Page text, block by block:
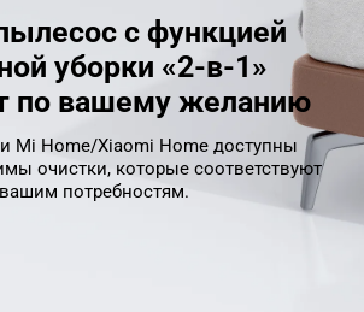
с функцией
уборки «2-в-1»
по вашему желанию
Mi Home/Xiaomi Home доступны
очистки, которые соответствуют
вашим потребностям.